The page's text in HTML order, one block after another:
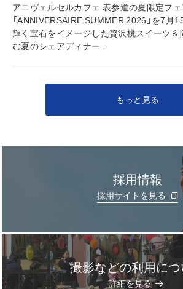
アニヴェルセルカフェ 表参道の夏限定フ
「ANNIVERSAIRE SUMMER 2026」を7月
輝く宝石をイメージした贅沢桃スイーツ＆
む夏のシェアディナー –
もっと見る
採用情報
採用サイトを見る
撮影などの利用に
詳細を見る